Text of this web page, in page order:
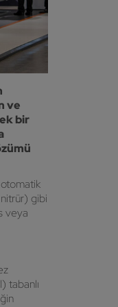
ve
bir
gibi
veya
tabanlı